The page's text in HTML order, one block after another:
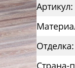
Страна-